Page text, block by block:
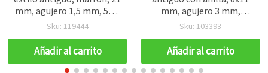
mm, agujero 1,5 mm, 50 g
(~54 uds)
Sku: 119444
Añadir al carrito
mm, agujero 3 mm,
marrón, 50 g (≈140 uds)
bisutería
Sku: 103393
Añadir al carrito